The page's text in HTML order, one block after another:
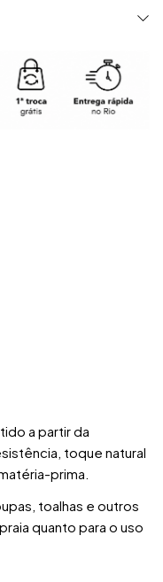
a partir da
toque natural
prima.
toalhas e outros
quanto para o uso